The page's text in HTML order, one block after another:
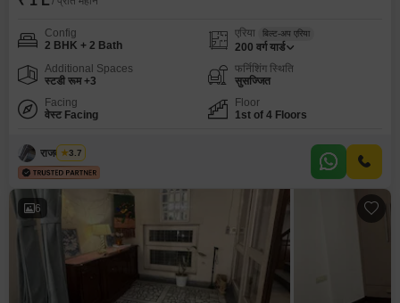
Config
2 BHK + 2 Bath
एरिया बिल्ट-अप एरिया
200 वर्ग यार्ड
Additional Spaces
स्टडी रूम +3
फर्निशिंग स्थिति
सुसज्जित
Facing
वेस्ट Facing
Floor
1st of 4 Floors
राजवीर सिंघ
3.7
6